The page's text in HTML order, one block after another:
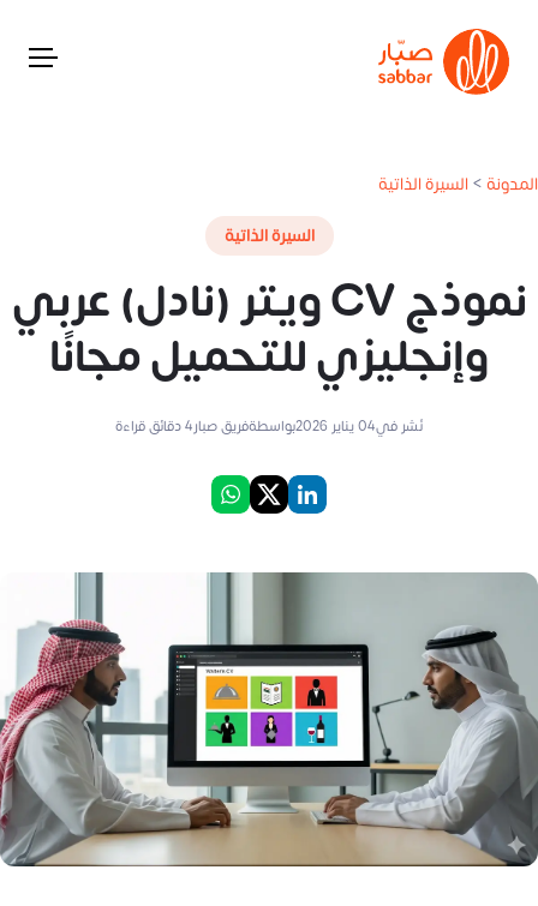
المدونة>السيرة الذاتية
السيرة الذاتية
نموذج CV ويتر (نادل) عربي
وإنجليزي للتحميل مجانًا
نُشر في04 يناير 2026 بواسطةفريق صبار4دقائق قراءة